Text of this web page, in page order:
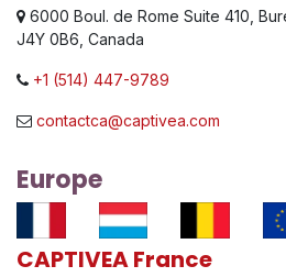
6000 Boul. de Rome Suite 410,
J4Y 0B6, Canada
+1 (514) 447-9789
contactca@captivea.com
Europe
CAPTIVEA France